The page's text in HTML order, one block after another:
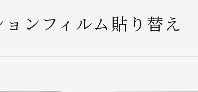
ンフィルム貼り替え